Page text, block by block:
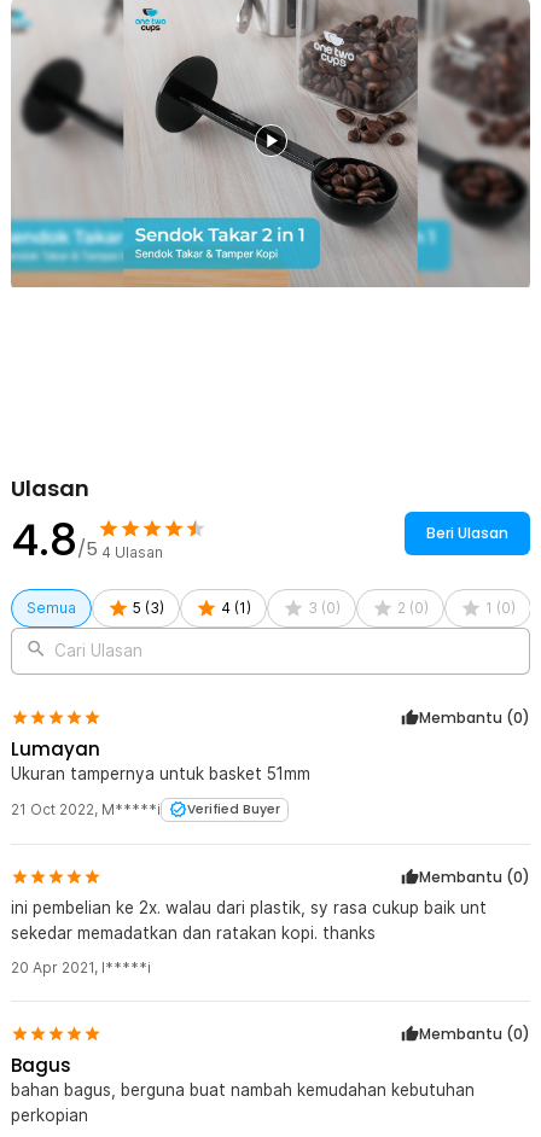
Takar & Tamping Sekaligus
Selain untuk menyendok dan mengukur, sendok takar ini juga dapat
digunakan sebagai tamper untuk memadatkan bubuk kopi. Bagian
dasar sendok kopi dibuat lebar dan pipih sehingga dapat
memadatkan kopi dengan maksimal. Inilah yang membuat hasil
espresso lebih pekat dan kaya rasa.
Terbuat dari bahan PP, sendok takar ini ringan sehingga mudah
dibawa dan digunakan kapan saja. Bahan ini juga punya karakter
yang kokoh sehingga tidak mudah rusak atau patah meski terkena
tekanan yang kuat saat proses tamping.
Ulasan
4.8/5 4 Ulasan
Beri Ulasan
Semua 5 (3) 4 (1 ) 3 (0) 2 (0) 1 (0)
Cari Ulasan
Membantu (0)
Lumayan
Ukuran tampernya untuk basket 51mm
21 Oct 2022, M*****i Verified Buyer
Membantu (0)
ini pembelian ke 2x. walau dari plastik, sy rasa cukup baik unt
sekedar memadatkan dan ratakan kopi. thanks
20 Apr 2021, I*****i
Membantu (0)
Bagus
bahan bagus, berguna buat nambah kemudahan kebutuhan
perkopian